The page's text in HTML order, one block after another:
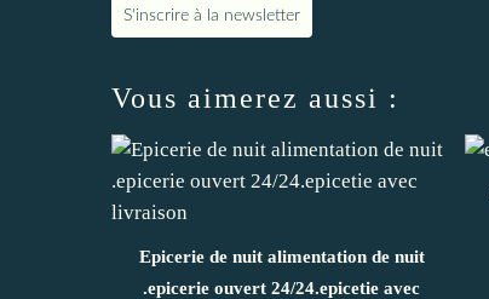
S'inscrire à la newsletter
Vous aimerez aussi :
Epicerie de nuit alimentation de nuit
.epicerie ouvert 24/24.epicetie avec